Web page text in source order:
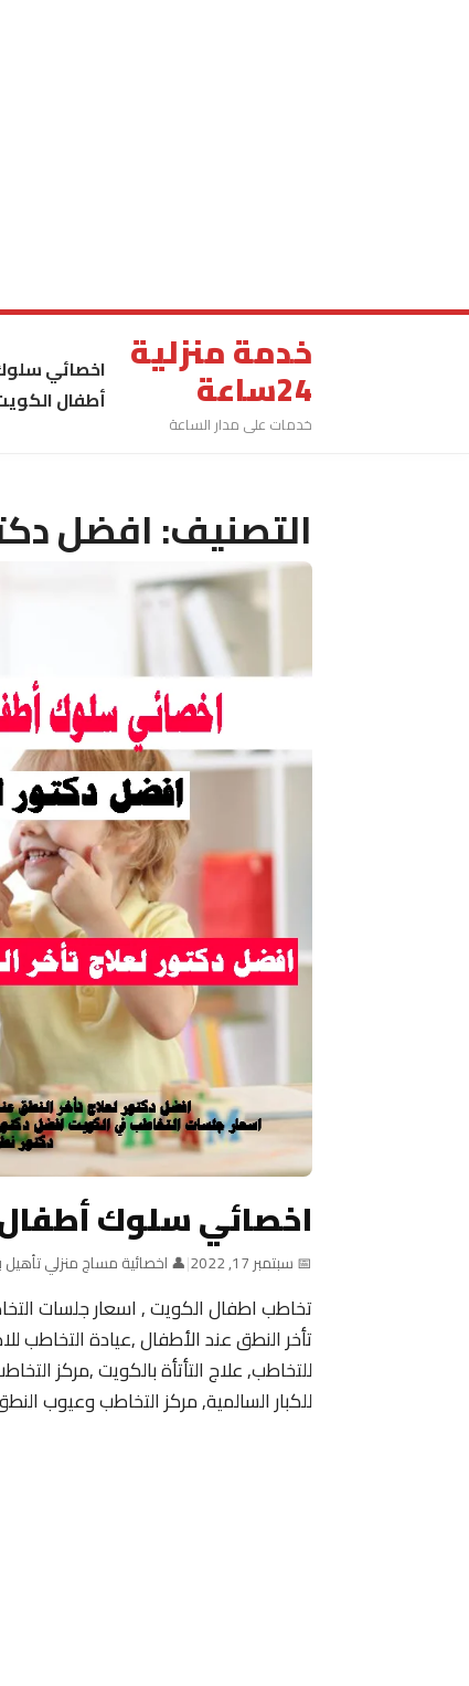
خدمة منزلية
24ساعة
خدمات على مدار الساعة
اخصائي
أطفال
التصنيف:افضل
اخصائي سلوك
📅 سبتمبر 17, 2022 |👤 اخصائية مساج منزلي
تخاطب اطفال الكويت , اسعار جلسات
للتخاطب, علاج التأتأة بالكويت ,مركز
للكبار السالمية, مركز التخاطب وعيوب